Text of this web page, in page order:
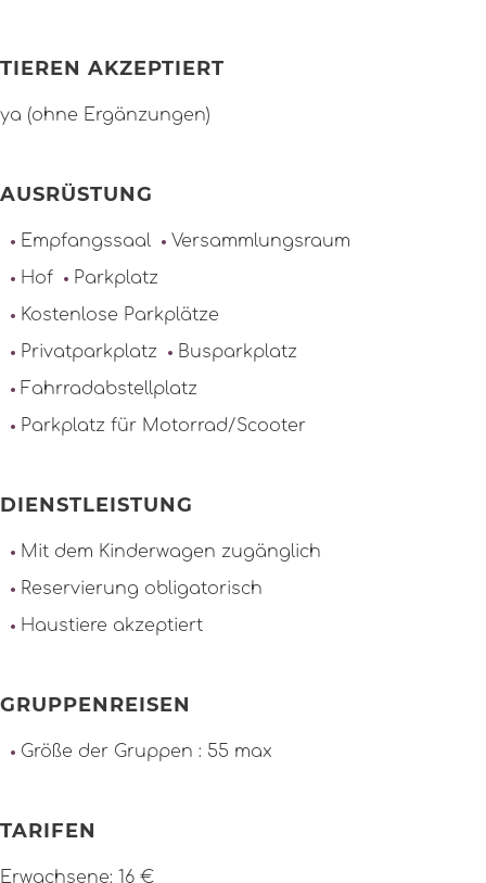
TIEREN AKZEPTIERT
ya (ohne Ergänzungen)
AUSRÜSTUNG
Empfangssaal
Versammlungsraum
Hof
Parkplatz
Kostenlose Parkplätze
Privatparkplatz
Busparkplatz
Fahrradabstellplatz
Parkplatz für Motorrad/Scooter
DIENSTLEISTUNG
Mit dem Kinderwagen zugänglich
Reservierung obligatorisch
Haustiere akzeptiert
GRUPPENREISEN
Größe der Gruppen : 55 max
TARIFEN
Erwachsene: 16 €